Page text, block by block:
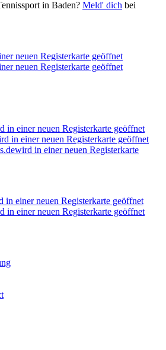
in Baden? Meld' dich bei
neuen Registerkarte geöffnet
neuen Registerkarte geöffnet
in einer neuen Registerkarte geöffnet
in einer neuen Registerkarte geöffnet
wird in einer neuen Registerkarte
in einer neuen Registerkarte geöffnet
in einer neuen Registerkarte geöffnet